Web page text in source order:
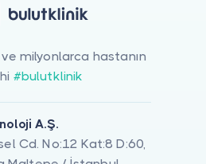
milyonlarca hastanın
#bulutklinik
A.Ş.
Cd. No:12 Kat:8 D:60,